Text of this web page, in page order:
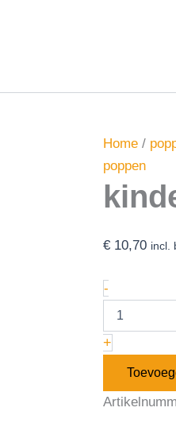
Home /
poppen
€ 10,70 incl.
-
+